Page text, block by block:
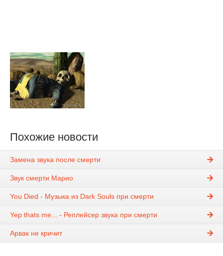
Похожие новости
Замена звука после смерти
Звук смерти Марио
You Died - Музыка из Dark Souls при смерти
Yep thats me... - Реплейсер звука при смерти
Арвак не кричит